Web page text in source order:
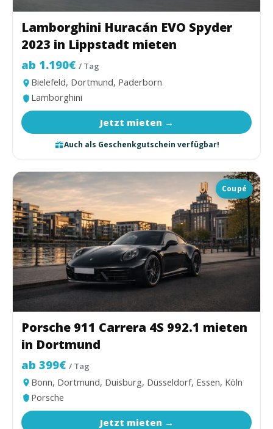
Lamborghini Huracán EVO Spyder
2023 in Lippstadt mieten
ab 1.190€ / Tag
Bielefeld, Dortmund, Paderborn
Lamborghini
Jetzt mieten →
Auch als Geschenkgutschein verfügbar!
Coupé
Porsche 911 Carrera 4S 992.1 mieten
in Dortmund
ab 399€ / Tag
Bonn, Dortmund, Duisburg, Düsseldorf, Essen, Köln
Porsche
Jetzt mieten →